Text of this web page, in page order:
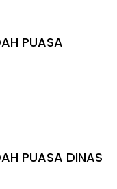
PUASA
PUASA DINAS